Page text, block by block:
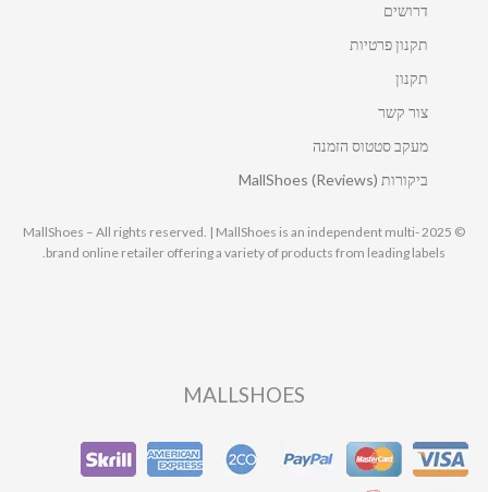
דרושים
תקנון פרטיות
תקנון
צור קשר
מעקב סטטוס הזמנה
ביקורות MallShoes (Reviews)
© 2025 MallShoes – All rights reserved. | MallShoes is an independent multi-
brand online retailer offering a variety of products from leading labels.
MALLSHOES